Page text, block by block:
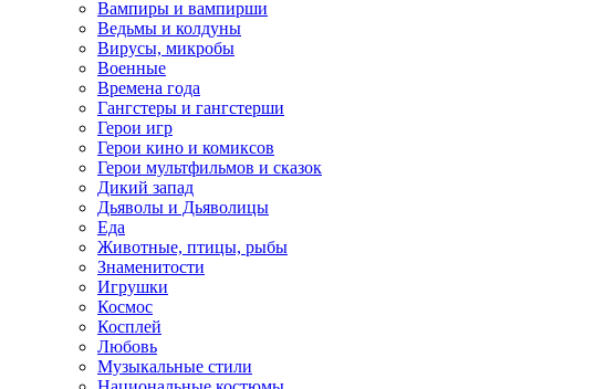
Вампиры и вампирши
Ведьмы и колдуны
Вирусы, микробы
Военные
Времена года
Гангстеры и гангстерши
Герои игр
Герои кино и комиксов
Герои мультфильмов и сказок
Дикий запад
Дьяволы и Дьяволицы
Еда
Животные, птицы, рыбы
Знаменитости
Игрушки
Космос
Косплей
Любовь
Музыкальные стили